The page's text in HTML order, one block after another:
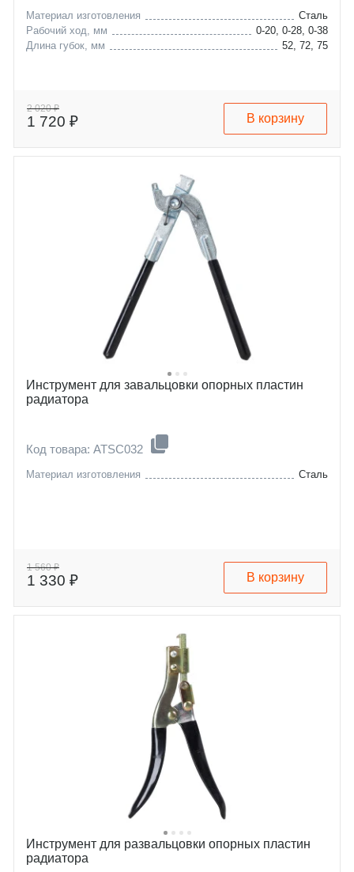
Материал изготовления
Сталь
Рабочий ход, мм
0-20, 0-28, 0-38
Длина губок, мм
52, 72, 75
2 020 ₽
1 720 ₽ В корзину
Инструмент для завальцовки опорных пластин
радиатора
Код товара: ATSC032
Материал изготовления Сталь
1 560 ₽
1 330 ₽ В корзину
Инструмент для развальцовки опорных пластин
радиатора